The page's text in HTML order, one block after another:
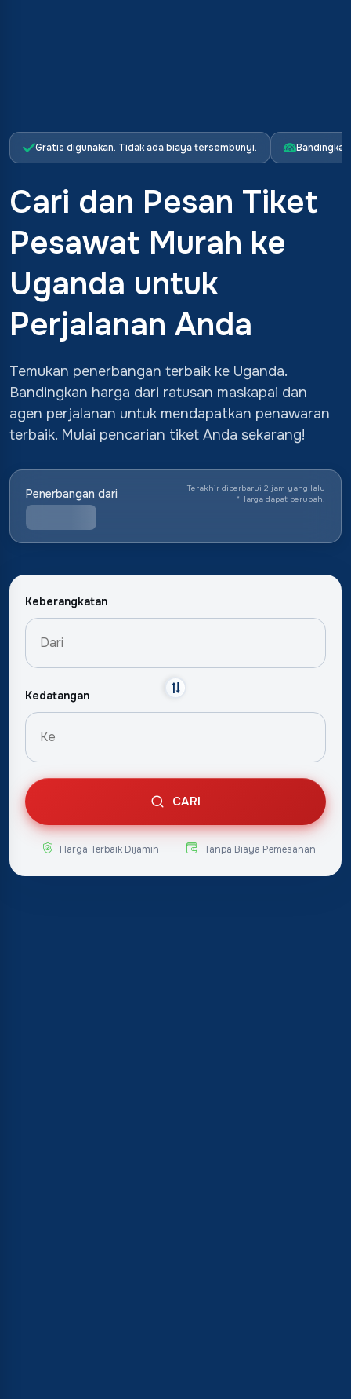
Gratis digunakan. Tidak ada biaya tersembunyi.
Cari dan Pesan Tiket
Pesawat Murah ke
Uganda untuk
Perjalanan Anda
Temukan penerbangan terbaik ke Uganda.
Bandingkan harga dari ratusan maskapai dan
agen perjalanan untuk mendapatkan penawaran
terbaik. Mulai pencarian tiket Anda sekarang!
Penerbangan dari
Terakhir diperbarui 2 jam yang lalu
*Harga dapat berubah.
Keberangkatan
Kedatangan
CARI
Harga Terbaik Dijamin Tanpa Biaya Pemesanan